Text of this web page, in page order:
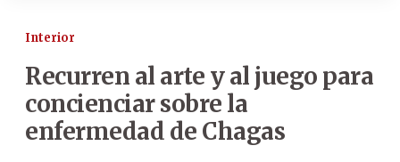
Interior
Recurren al arte y al juego para
concienciar sobre la
enfermedad de Chagas